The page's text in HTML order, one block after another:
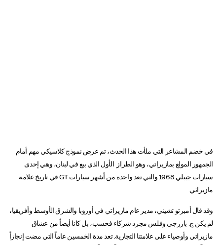
في خضم المشاعر التي ملأت هذا الحدث، تم عرض نموذج كلاسيكي مهم أمام
الجمهور المولع بمازيراتي، وهو الطراز الأول الذي بيع في لبنان، وهي إحدى
سيارات جيبلي 1968 والتي تعد واحدة من أشهر سيارات GT في تاريخ علامة
مازيراتي.
وقد قال أمبرتو تشيني، مدير عام مازيراتي في أوروبا والشرق الأوسط وأفريقيا،
لم يكن ج. بازرجي وفلس مجرد شركاء فحسب، بل كانا أيضاً من عشاق
مازيراتي وأوصياء على علامتنا التجارية. تعد مدة الخمسين عاماً التي مضت إنجازاً